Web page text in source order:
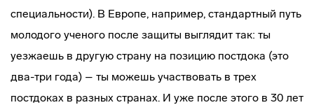
специальности). В Европе, например, стандартный путь
молодого ученого после защиты выглядит так: ты
уезжаешь в другую страну на позицию постдока (это
два-три года) – ты можешь участвовать в трех
постдоках в разных странах. И уже после этого в 30 лет